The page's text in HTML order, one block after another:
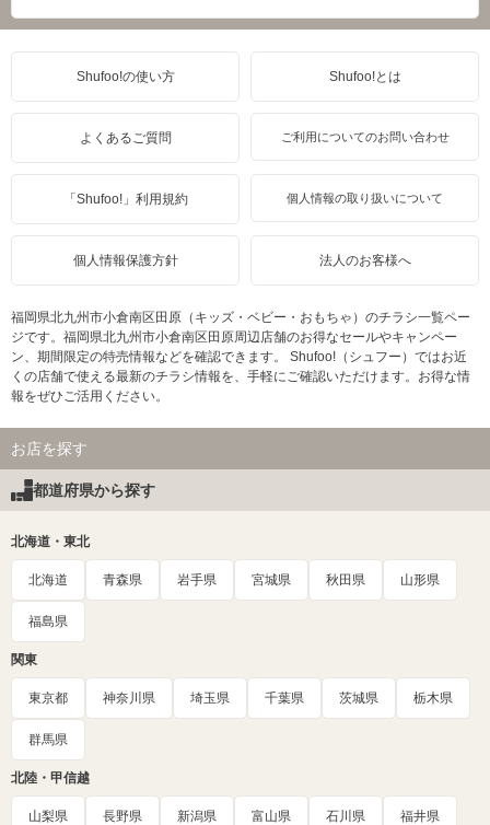
Shufoo!の使い方 Shufoo!とは
よくあるご質問 ご利用についてのお問い合わせ
「Shufoo!」利用規約 個人情報の取り扱いについて
個人情報保護方針 法人のお客様へ
福岡県北九州市小倉南区田原（キッズ・ベビー・おもちゃ）のチラシ一覧ペー
ジです。福岡県北九州市小倉南区田原周辺店舗のお得なセールやキャンペー
ン、期間限定の特売情報などを確認できます。 Shufoo!（シュフー）ではお近
くの店舗で使える最新のチラシ情報を、手軽にご確認いただけます。お得な情
報をぜひご活用ください。
お店を探す
都道府県から探す
北海道・東北
北海道 青森県 岩手県 宮城県 秋田県 山形県
福島県
関東
東京都 神奈川県 埼玉県 千葉県 茨城県 栃木県
群馬県
北陸・甲信越
山梨県 長野県 新潟県 富山県 石川県 福井県